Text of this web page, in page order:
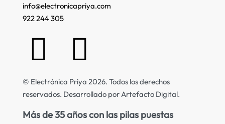
info@electronicapriya.com
922 244 305
© Electrónica Priya 2026. Todos los derechos
reservados. Desarrollado por Artefacto Digital.
Más de 35 años con las pilas puestas